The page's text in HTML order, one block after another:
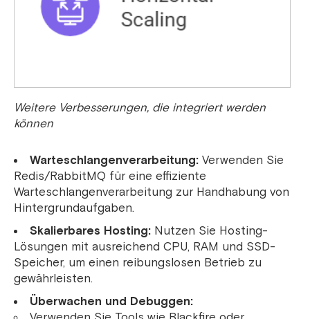
Weitere Verbesserungen, die integriert werden
können
Warteschlangenverarbeitung: Verwenden Sie
Redis/RabbitMQ für eine effiziente
Warteschlangenverarbeitung zur Handhabung von
Hintergrundaufgaben.
Skalierbares Hosting: Nutzen Sie Hosting-
Lösungen mit ausreichend CPU, RAM und SSD-
Speicher, um einen reibungslosen Betrieb zu
gewährleisten.
Überwachen und Debuggen: